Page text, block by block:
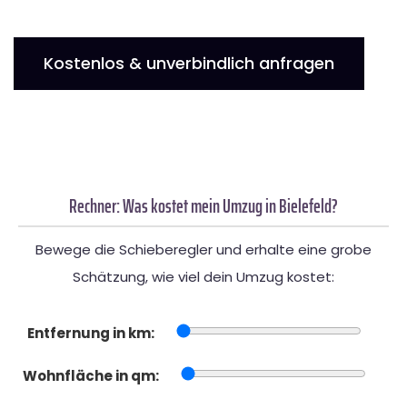
Kostenlos & unverbindlich anfragen
Rechner: Was kostet mein Umzug in Bielefeld?
Bewege die Schieberegler und erhalte eine grobe
Schätzung, wie viel dein Umzug kostet:
Entfernung in km:
Wohnfläche in qm: